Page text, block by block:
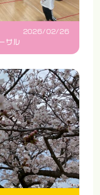
2026/02/26
サル